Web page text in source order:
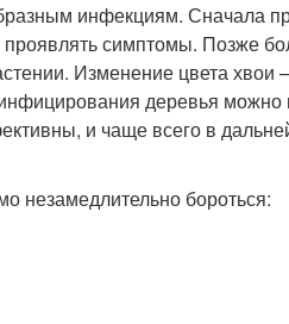
инфекциям. Сначала
симптомы. Позже
Изменение цвета
деревья можно
и чаще всего в
незамедлительно бороться: